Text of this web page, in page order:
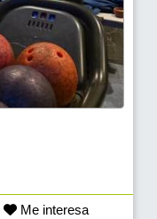
Me interesa